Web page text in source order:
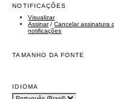
NOTIFICAÇÕES
Visualizar
Assinar/Cancelar assinatura
notificações
TAMANHO DA FONTE
IDIOMA